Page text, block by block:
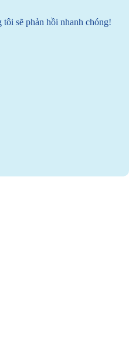
sẽ phản hồi nhanh chóng!